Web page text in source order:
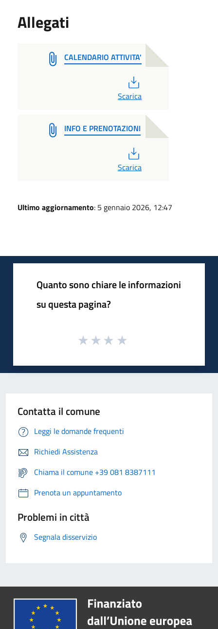
Allegati
CALENDARIO ATTIVITA'
Scarica
INFO E PRENOTAZIONI
Scarica
Ultimo aggiornamento: 5 gennaio 2026, 12:47
Quanto sono chiare le informazioni
su questa pagina?
Contatta il comune
Leggi le domande frequenti
Richiedi Assistenza
Chiama il comune +39 081 8387111
Prenota un appuntamento
Problemi in città
Segnala disservizio